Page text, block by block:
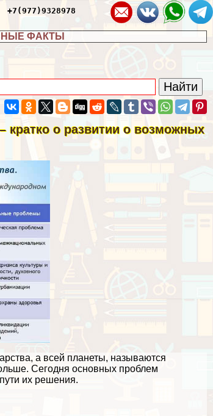
+7(977)9328978
ФАКТЫ
кратко о развитии о возможных
а всей планеты, называются
Сегодня основных проблем
их решения.